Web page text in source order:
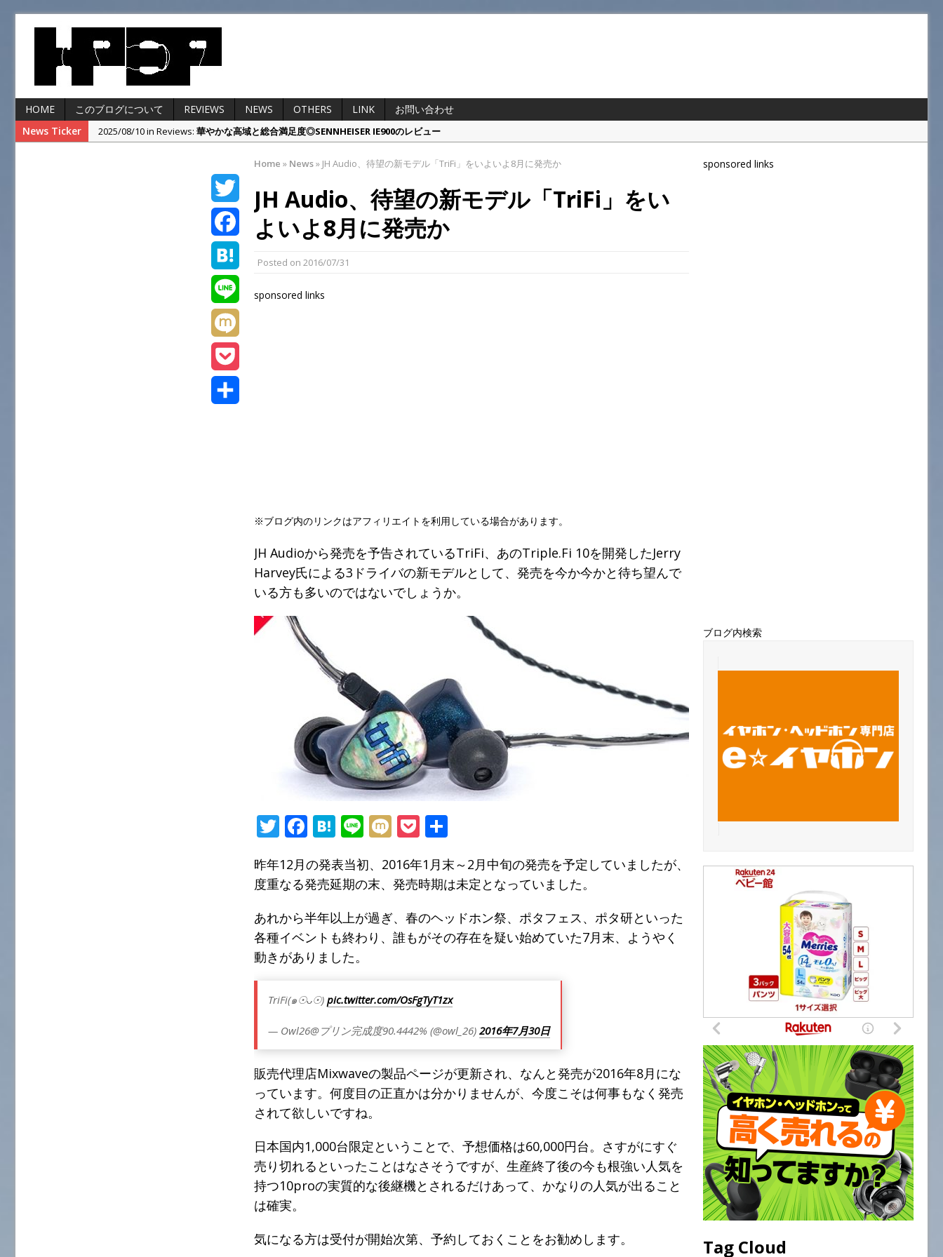
HOME このブログについて REVIEWS NEWS OTHERS LINK
お問い合わせ
News Ticker
2025/06/23 in Reviews: 高完成度のイヤーカフ、Shokz OpenDots ONEのレビュー
ゲオのレトロヘッドホンを本家ポタプロと比較レビュー・・・するまでもなかった
SENNHEISER IE900の偽物を本物と徹底比較してみた
華やかな高域と総合満足度◎SENNHEISER IE900のレビュー
Home » News» JH Audio、待望の新モデル「TriFi」をいよいよ8月に発売か
JH Audio、待望の新モデル「TriFi」をい
よいよ8月に発売か
Posted on 2016/07/31
sponsored links
※ブログ内のリンクはアフィリエイトを利用している場合があります。
JH Audioから発売を予告されているTriFi、あのTriple.Fi 10を開発したJerry
Harvey氏による3ドライバの新モデルとして、発売を今か今かと待ち望んで
いる方も多いのではないでしょうか。
T
it
te
r
F
c
e
b
o
o
H
e
n
a
Li
e
M
i
P
c
k
et
昨年12月の発表当初、2016年1月末～2月中旬の発売を予定していましたが、
度重なる発売延期の末、発売時期は未定となっていました。
あれから半年以上が過ぎ、春のヘッドホン祭、ポタフェス、ポタ研といった
各種イベントも終わり、誰もがその存在を疑い始めていた7月末、ようやく
動きがありました。
TriFi(๑☉ᴗ☉) pic.twitter.com/OsFgTyT1zx
— Owl26@プリン完成度90.4442% (@owl_26) 2016年7月30日
販売代理店Mixwaveの製品ページが更新され、なんと発売が2016年8月にな
っています。何度目の正直かは分かりませんが、今度こそは何事もなく発売
されて欲しいですね。
日本国内1,000台限定ということで、予想価格は60,000円台。さすがにすぐ
売り切れるといったことはなさそうですが、生産終了後の今も根強い人気を
持つ10proの実質的な後継機とされるだけあって、かなりの人気が出ること
は確実。
気になる方は受付が開始次第、予約しておくことをお勧めします。
T
w
i
t
e
r
F
a
c
e
b
o
H
a
t
e
L
i
n
e
M
i
x
P
sponsored links
ブログ内検索
Tag Cloud